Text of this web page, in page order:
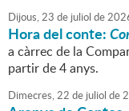
Dijous,23 de juliol de
Hora del conte:
a càrrec de la
partir de 4 anys.
Dimecres,22 de juliol de